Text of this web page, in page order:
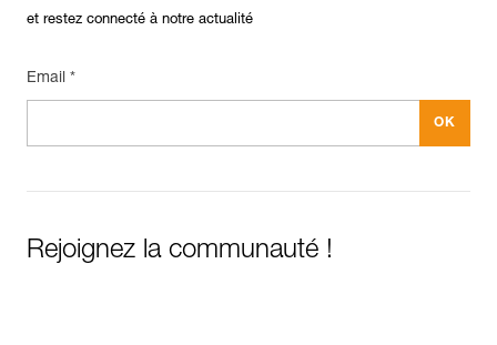
et restez connecté à notre actualité
Email *
Rejoignez la communauté !